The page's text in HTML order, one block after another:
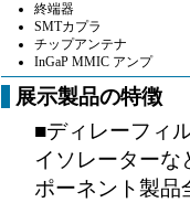
終端器
SMTカプラ
チップアンテナ
InGaP MMIC アンプ
展示製品の特徴
■ディレーフィ
イソレーターな
ポーネント製品